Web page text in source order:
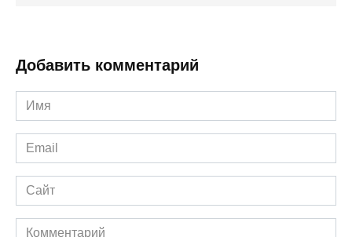
Добавить комментарий
Имя
*
Email
*
Сайт
Комментарий